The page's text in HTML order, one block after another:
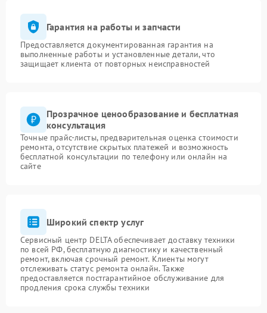
Гарантия на работы и запчасти
Предоставляется документированная гарантия на
выполненные работы и установленные детали, что
защищает клиента от повторных неисправностей
Прозрачное ценообразование и бесплатная
консультация
Точные прайс-листы, предварительная оценка стоимости
ремонта, отсутствие скрытых платежей и возможность
бесплатной консультации по телефону или онлайн на
сайте
Широкий спектр услуг
Сервисный центр DELTA обеспечивает доставку техники
по всей РФ, бесплатную диагностику и качественный
ремонт, включая срочный ремонт. Клиенты могут
отслеживать статус ремонта онлайн. Также
предоставляется постгарантийное обслуживание для
продления срока службы техники